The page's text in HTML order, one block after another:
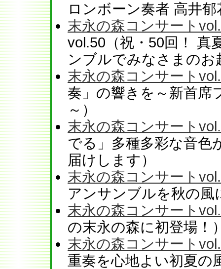
ロンボーン奏者 高井
末永の森コンサート
vol.50（祝・50回！ 真
ンブルでみなさまの
末永の森コンサート
奏」の響きを～新首席
～）
末永の森コンサート
でる」多種多彩な音
届けします）
末永の森コンサート
アンサンブルを秋の風
末永の森コンサート
の末永の森に初登場！
末永の森コンサート
重奏を心地よい初夏の